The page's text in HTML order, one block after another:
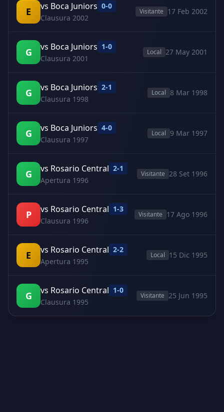
E vs Boca Juniors 0-0
Clausura 2002
Visitante 17 Feb 2002
G vs Boca Juniors 1-0
Clausura 2001
Local 27 May 2001
G vs Boca Juniors 2-1
Clausura 1998
Local 8 Mar 1998
G vs Boca Juniors 4-0
Clausura 1997
Local 9 Mar 1997
G vs Rosario Central 2-1
Apertura 1996
Visitante 28 Set 1996
P vs Rosario Central 1-3
Clausura 1996
Visitante 17 Ago 1996
E vs Rosario Central 2-2
Apertura 1995
Local 15 Dic 1995
G vs Rosario Central 1-0
Clausura 1995
Visitante 25 Jun 1995